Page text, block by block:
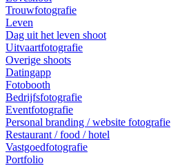
Trouwfotografie
Leven
Dag uit het leven shoot
Uitvaartfotografie
Overige shoots
Datingapp
Fotobooth
Bedrijfsfotografie
Eventfotografie
Personal branding / website fotografie
Restaurant / food / hotel
Vastgoedfotografie
Portfolio